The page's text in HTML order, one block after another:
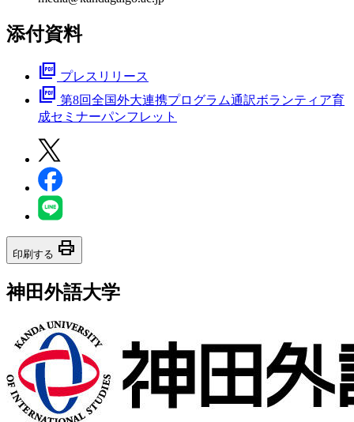
添付資料
picture_as_pdf プレスリリース
picture_as_pdf 第8回全国外大連携プログラム通訳ボランティア育
成セミナーパンフレット
印刷する print
神田外語大学